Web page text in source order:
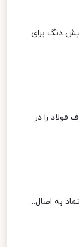
دنگ برای
را در
به اصال...